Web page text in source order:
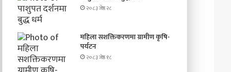
२०८३ जेष्ठ २८
महिला सशक्तिकरणमा ग्रामीण कृषि-
पर्यटन
२०८३ जेष्ठ १८